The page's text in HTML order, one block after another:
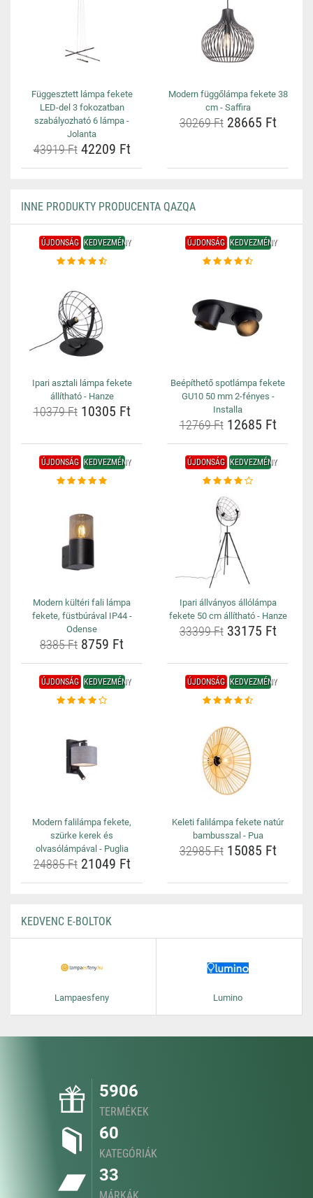
Függesztett lámpa fekete
LED-del 3 fokozatban
szabályozható 6 lámpa -
Jolanta
43919 Ft42209 Ft
Modern függőlámpa fekete 38
cm - Saffira
30269 Ft28665 Ft
INNE PRODUKTY PRODUCENTA QAZQA
ÚJDONSÁG KEDVEZMÉNY
Ipari asztali lámpa fekete
állítható - Hanze
10379 Ft10305 Ft
ÚJDONSÁG KEDVEZMÉNY
Beépíthető spotlámpa fekete
GU10 50 mm 2-fényes -
Installa
12769 Ft12685 Ft
ÚJDONSÁG KEDVEZMÉNY
Modern kültéri fali lámpa
fekete, füstbúrával IP44 -
Odense
8385 Ft 8759 Ft
ÚJDONSÁG KEDVEZMÉNY
Ipari állványos állólámpa
fekete 50 cm állítható - Hanze
33399 Ft33175 Ft
ÚJDONSÁG KEDVEZMÉNY
Modern falilámpa fekete,
szürke kerek és
olvasólámpával - Puglia
24885 Ft21049 Ft
ÚJDONSÁG KEDVEZMÉNY
Keleti falilámpa fekete natúr
bambusszal - Pua
32985 Ft15085 Ft
KEDVENC E-BOLTOK
Lampaesfeny Lumino
5906
TERMÉKEK
60
KATEGÓRIÁK
33